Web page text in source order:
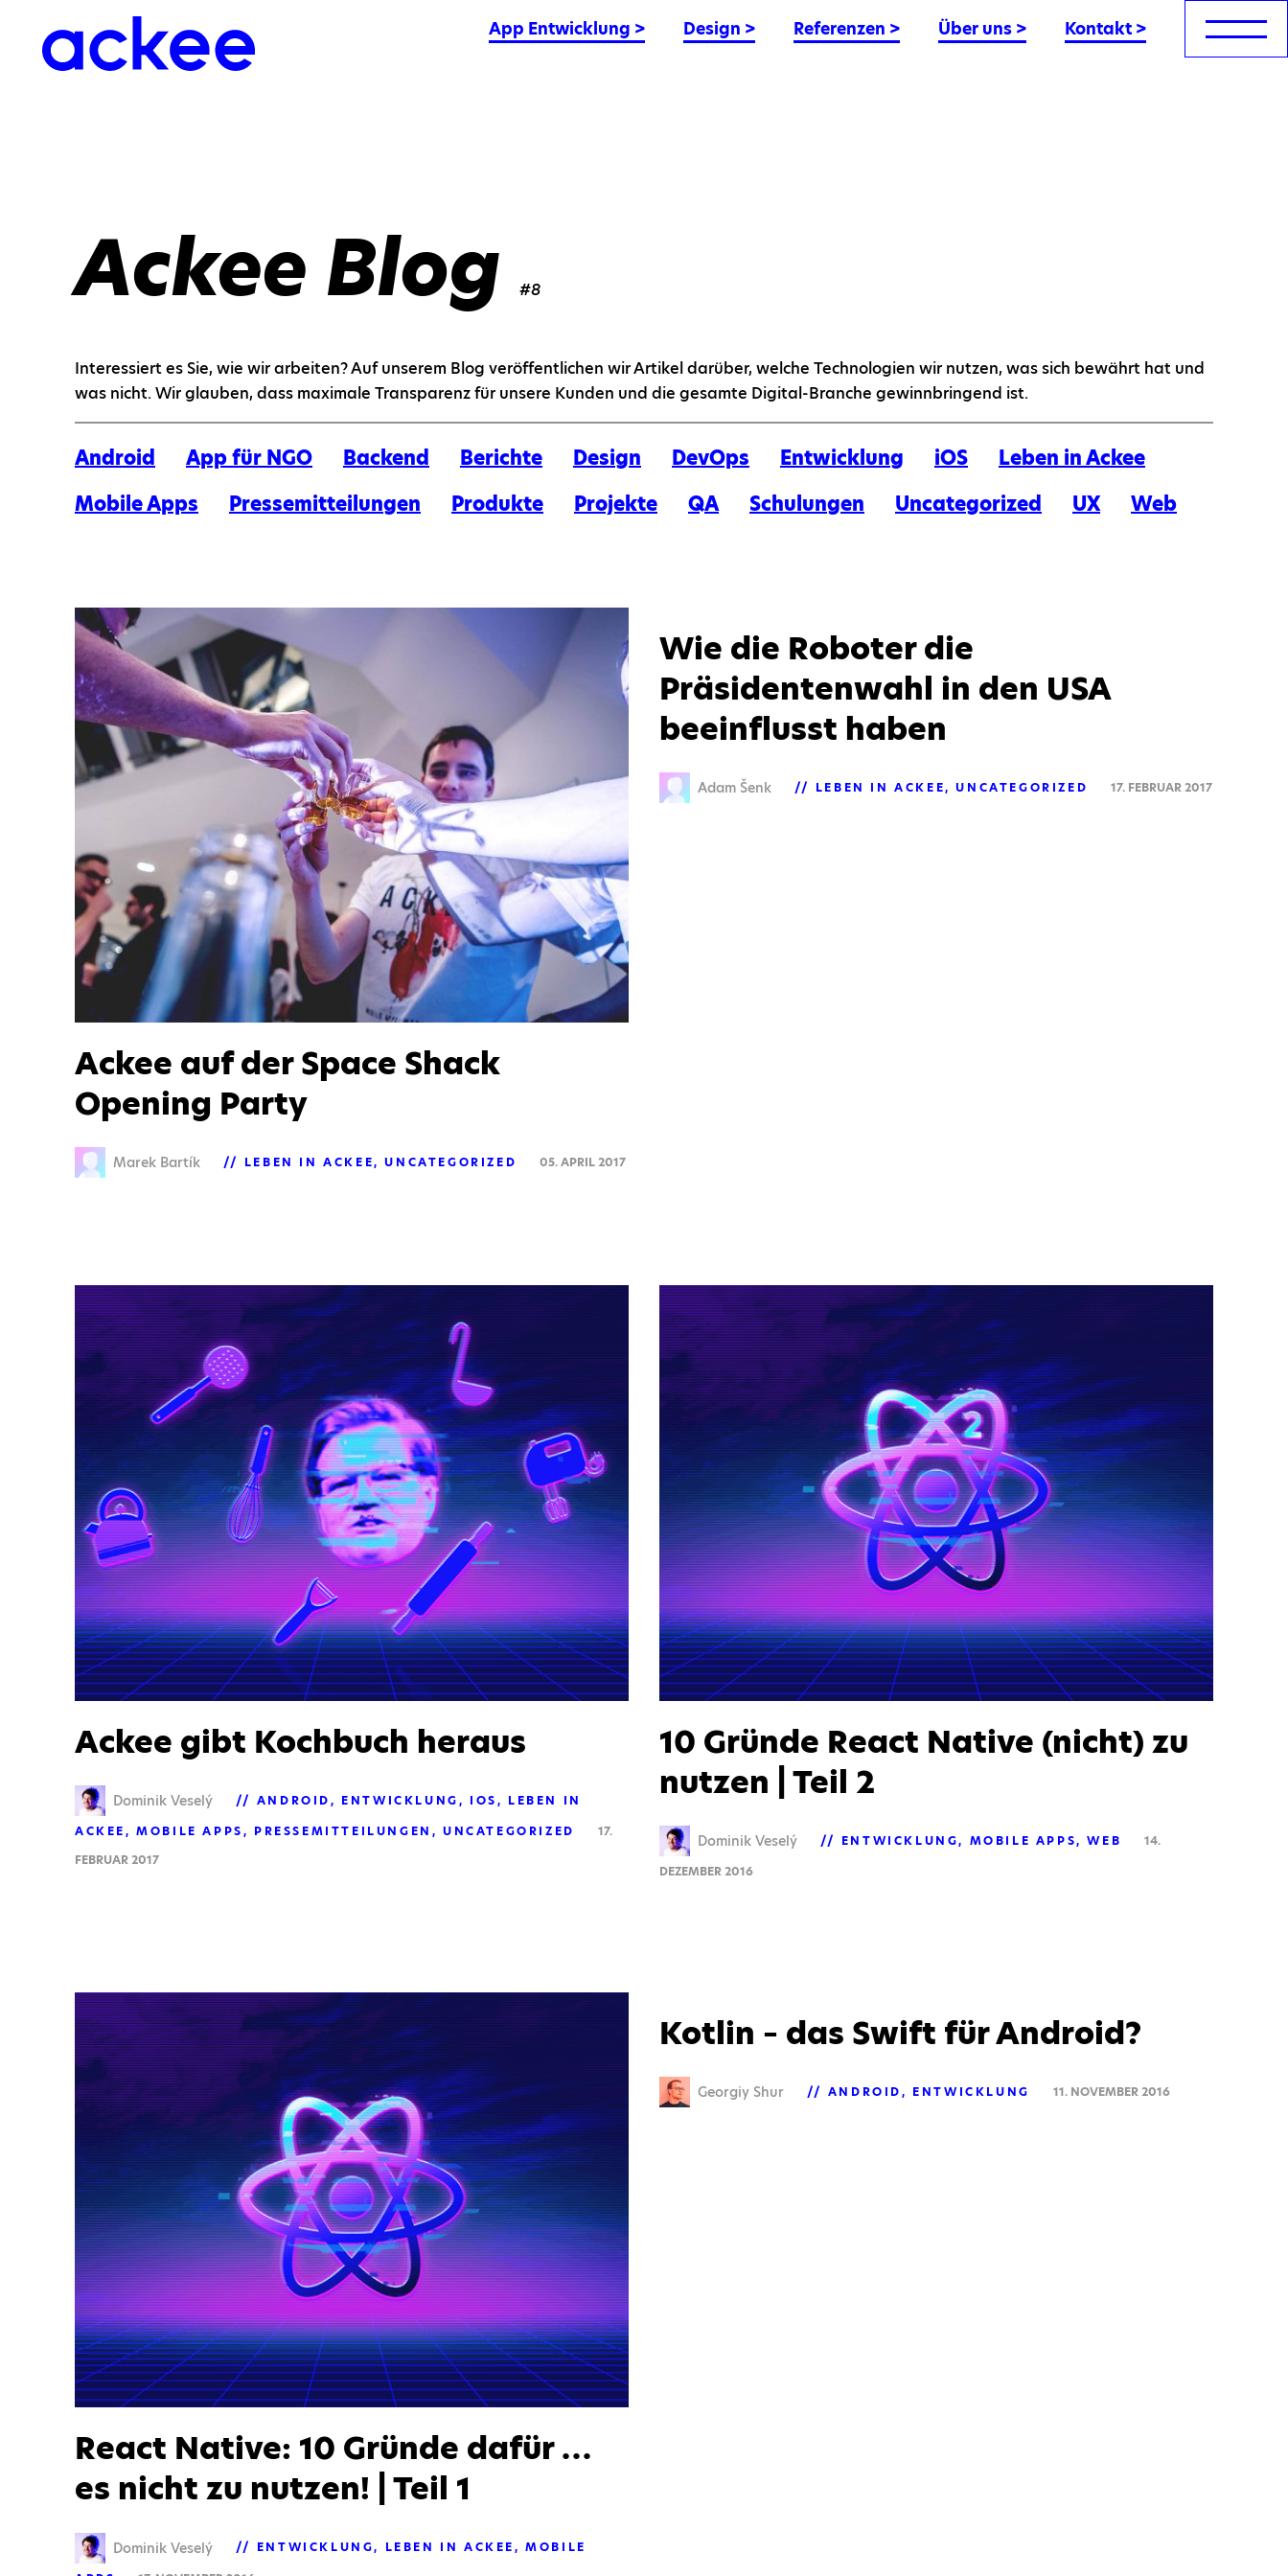
App Entwicklung > Design > Referenzen > Über uns > Kontakt >
Ackee Blog #8
Interessiert es Sie, wie wir arbeiten? Auf unserem Blog veröffentlichen wir Artikel darüber, welche Technologien wir nutzen, was sich bewährt hat und
was nicht. Wir glauben, dass maximale Transparenz für unsere Kunden und die gesamte Digital-Branche gewinnbringend ist.
Android App für NGO Backend Berichte Design DevOps Entwicklung iOS
Leben in Ackee
Mobile Apps
Pressemitteilungen Produkte Projekte QA Schulungen Uncategorized UX Web
Ackee auf der Space Shack
Opening Party
Marek Bartík LEBEN IN ACKEE UNCATEGORIZED 05. APRIL 2017
Wie die Roboter die
Präsidentenwahl in den USA
beeinflusst haben
Adam Šenk LEBEN IN ACKEE UNCATEGORIZED 17. FEBRUAR 2017
Ackee gibt Kochbuch heraus
Dominik Veselý ANDROID ENTWICKLUNG IOS
LEBEN IN
ACKEE
MOBILE APPS PRESSEMITTEILUNGEN UNCATEGORIZED
17.
FEBRUAR 2017
10 Gründe React Native (nicht) zu
nutzen | Teil 2
Dominik Veselý ENTWICKLUNG MOBILE APPS WEB
14.
DEZEMBER 2016
React Native: 10 Gründe dafür …
es nicht zu nutzen! | Teil 1
Dominik Veselý ENTWICKLUNG LEBEN IN ACKEE
MOBILE
Kotlin – das Swift für Android?
Georgiy Shur ANDROID ENTWICKLUNG 11. NOVEMBER 2016